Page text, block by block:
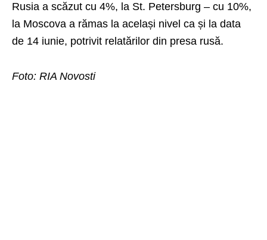
Rusia a scăzut cu 4%, la St. Petersburg – cu 10%,
la Moscova a rămas la același nivel ca și la data
de 14 iunie, potrivit relatărilor din presa rusă.
Foto: RIA Novosti